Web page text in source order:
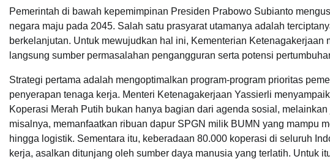
Pemerintah di bawah kepemimpinan Presiden Prabowo Subianto
negara maju pada 2045. Salah satu prasyarat utamanya adalah
berkelanjutan. Untuk mewujudkan hal ini, Kementerian Ketenagakerjaan
langsung sumber permasalahan pengangguran serta potensi
Strategi pertama adalah mengoptimalkan program-program prioritas
penyerapan tenaga kerja. Menteri Ketenagakerjaan Yassierli
Koperasi Merah Putih bukan hanya bagian dari agenda sosial,
misalnya, memanfaatkan ribuan dapur SPGN milik BUMN yang mampu
hingga logistik. Sementara itu, keberadaan 80.000 koperasi di seluruh
kerja, asalkan ditunjang oleh sumber daya manusia yang terlatih. Untuk